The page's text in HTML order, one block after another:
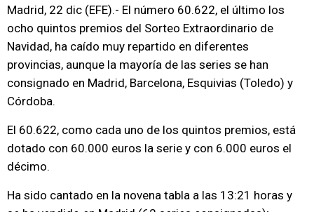
Madrid, 22 dic (EFE).- El número 60.622, el último los
ocho quintos premios del Sorteo Extraordinario de
Navidad, ha caído muy repartido en diferentes
provincias, aunque la mayoría de las series se han
consignado en Madrid, Barcelona, Esquivias (Toledo) y
Córdoba.
El 60.622, como cada uno de los quintos premios, está
dotado con 60.000 euros la serie y con 6.000 euros el
décimo.
Ha sido cantado en la novena tabla a las 13:21 horas y